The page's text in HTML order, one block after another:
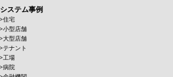
システム事例
住宅
小型店舗
大型店舗
テナント
工場
病院